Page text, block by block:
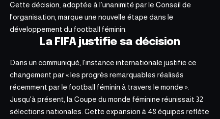
Cette décision, adoptée à l’unanimité par le Conseil de
l’organisation, marque une nouvelle étape dans le
développement du football féminin.
La FIFA justifie sa décision
Dans un communiqué, l’instance internationale justifie ce
changement par « les progrès remarquables réalisés
récemment par le football féminin à travers le monde ».
Jusqu’à présent, la Coupe du monde féminine réunissait 32
sélections nationales. Cette expansion à 48 équipes reflète